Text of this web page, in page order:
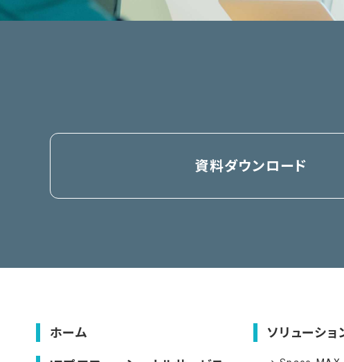
資料ダウンロード
ホーム ソリューショ